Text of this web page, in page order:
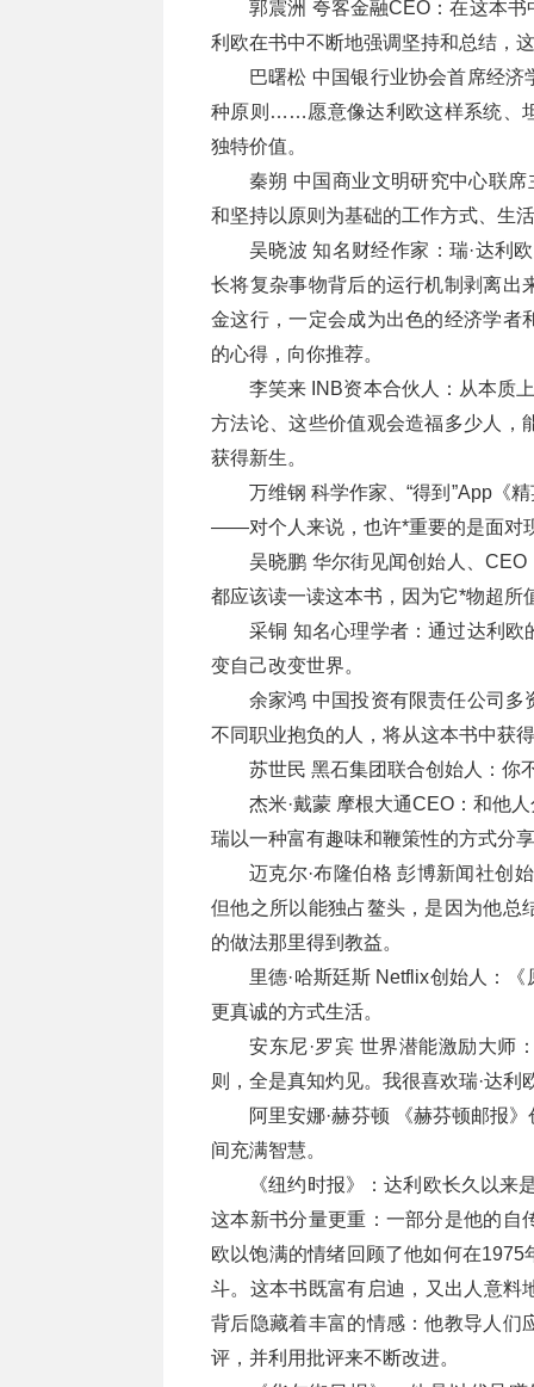
郭震洲 夸客金融CEO：在这本
利欧在书中不断地强调坚持和总结，
巴曙松 中国银行业协会首席经
种原则……愿意像达利欧这样系统、
独特价值。
秦朔 中国商业文明研究中心联
和坚持以原则为基础的工作方式、生
吴晓波 知名财经作家：瑞·达利
长将复杂事物背后的运行机制剥离出
金这行，一定会成为出色的经济学者
的心得，向你推荐。
李笑来 INB资本合伙人：从本质
方法论、这些价值观会造福多少人，
获得新生。
万维钢 科学作家、“得到”App《
——对个人来说，也许*重要的是面对
吴晓鹏 华尔街见闻创始人、
都应该读一读这本书，因为它*物超所
采铜 知名心理学者：通过达利
变自己改变世界。
余家鸿 中国投资有限责任公司
不同职业抱负的人，将从这本书中获
苏世民 黑石集团联合创始人：你
杰米·戴蒙 摩根大通CEO：和他
瑞以一种富有趣味和鞭策性的方式分
迈克尔·布隆伯格 彭博新闻社创
但他之所以能独占鳌头，是因为他总
的做法那里得到教益。
里德·哈斯廷斯 Netflix创始人：
更真诚的方式生活。
安东尼·罗宾 世界潜能激励大师
则，全是真知灼见。我很喜欢瑞·达
阿里安娜·赫芬顿 《赫芬顿邮报
间充满智慧。
《纽约时报》：达利欧长久以
这本新书分量更重：一部分是他的自
欧以饱满的情绪回顾了他如何在
斗。这本书既富有启迪，又出人意
背后隐藏着丰富的情感：他教导人们
评，并利用批评来不断改进。